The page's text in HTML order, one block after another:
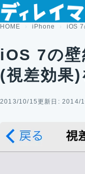
コンテンツへスキップ
HOME iPhone iOS 7
iOS 7の壁
(視差効果
2013/10/15更新日: 2014/